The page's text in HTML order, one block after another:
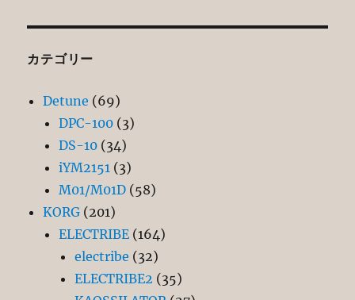
カテゴリー
Detune (69)
DPC-100 (3)
DS-10 (34)
iYM2151 (3)
M01/M01D (58)
KORG (201)
ELECTRIBE (164)
electribe (32)
ELECTRIBE2 (35)